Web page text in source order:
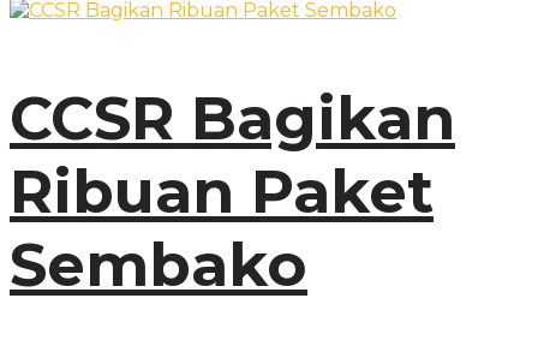
CCSR Bagikan
Ribuan Paket
Sembako